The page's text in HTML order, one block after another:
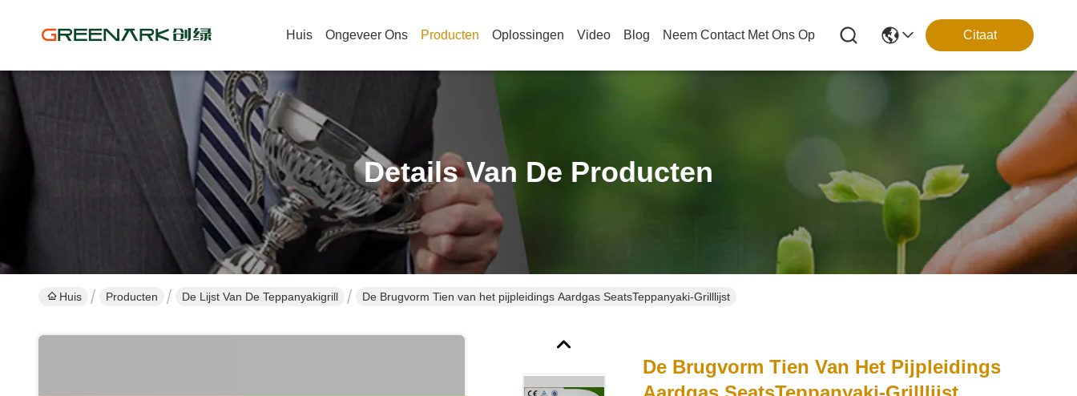
Huis Ongeveer Ons Producten Oplossingen Video Blog Neem Contact Met Ons Op Citaat
Details Van De Producten
Huis Producten De Lijst Van De Teppanyakigrill De Brugvorm Tien van het pijpleidings Aardgas SeatsTeppanyaki-Grilllijst
De Brugvorm Tien Van Het Pijpleidings